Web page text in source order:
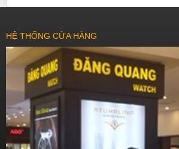
HỆ THỐNG CỬA HÀNG